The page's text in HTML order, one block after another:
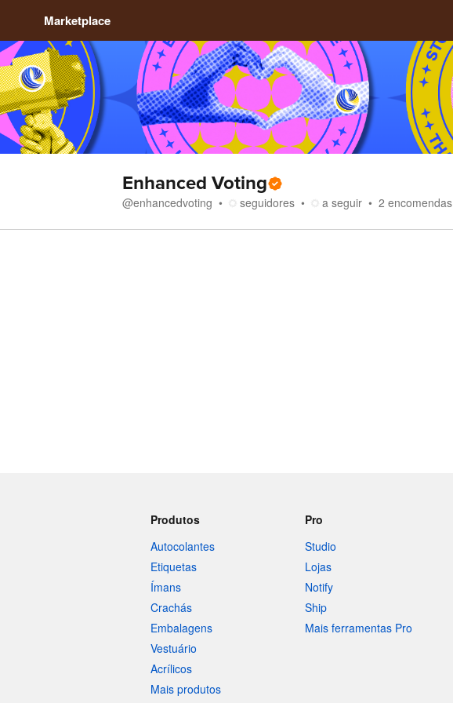
Marketplace
Enhanced Voting
@enhancedvoting seguidores a seguir 2 encomendas
Produtos
Autocolantes
Etiquetas
Ímans
Crachás
Embalagens
Vestuário
Acrílicos
Mais produtos
Pro
Studio
Lojas
Notify
Ship
Mais ferramentas Pro